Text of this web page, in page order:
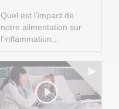
Quel est l’impact de
notre alimentation sur
l’inflammation...